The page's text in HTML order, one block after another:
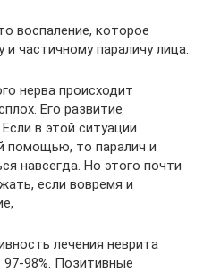
воспаление, которое
частичному параличу лица.
нерва происходит
Его развитие
в этой ситуации
помощью, то паралич и
навсегда. Но этого почти
если вовремя и
лечения неврита
98%. Позитивные